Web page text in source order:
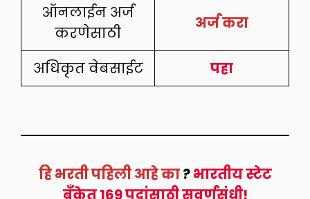
ऑनलाईन अर्ज
करणेसाठी
अर्ज करा
अधिकृत वेबसाईट पहा
हि भरती पहिली आहे का?भारतीय स्टेट
बँकेत 169 पदांसाठी सुवर्णसंधी!